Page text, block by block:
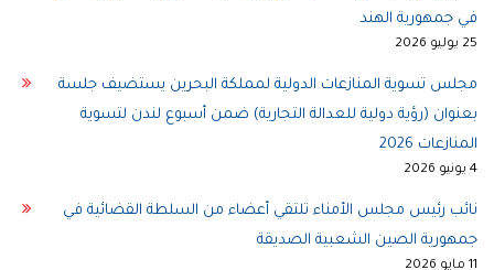
في جمهورية الهند
25 يوليو 2026
مجلس تسوية المنازعات الدولية لمملكة البحرين يستضيف جلسة
بعنوان (رؤية دولية للعدالة التجارية) ضمن أسبوع لندن لتسوية
المنازعات 2026
4 يونيو 2026
نائب رئيس مجلس الأمناء تلتقي أعضاء من السلطة القضائية في
جمهورية الصين الشعبية الصديقة
11 مايو 2026